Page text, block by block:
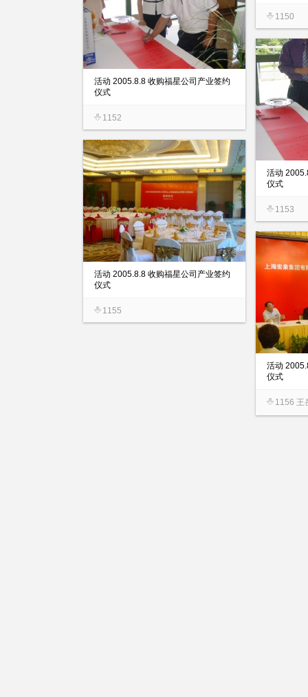
1150
活动 2005.8.8 收购福星公司产业签约
仪式
1152
活动
仪式
1153
活动 2005.8.8 收购福星公司产业签约
仪式
1155
活动
仪式
1156 王